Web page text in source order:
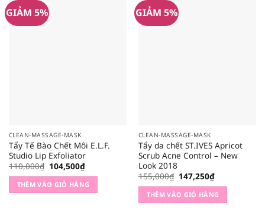
GIẢM 5%
CLEAN-MASSAGE-MASK
Tẩy Tế Bào Chết Môi E.L.F.
Studio Lip Exfoliator
110,000₫ Giá
là:
110,000₫.
104,500₫Giá
hiện
tại
là:
104,500₫.
THÊM VÀO GIỎ HÀNG
GIẢM 5%
CLEAN-MASSAGE-MASK
Tẩy da chết ST.IVES Apricot
Scrub Acne Control – New
Look 2018
155,000₫ Giá
là:
155,000₫.
147,250₫Giá
hiện
tại
là:
147,250₫.
THÊM VÀO GIỎ HÀNG